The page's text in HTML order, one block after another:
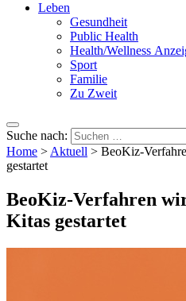
Leben
Gesundheit
Public Health
Health/Wellness
Sport
Familie
Zu Zweit
Suche nach:
Home > Aktuell > BeoKiz-
gestartet
BeoKiz-Verfahren
Kitas gestartet